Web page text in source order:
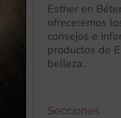
Esther en
ofreceremos
consejos e
productos de
belleza.
Secciones